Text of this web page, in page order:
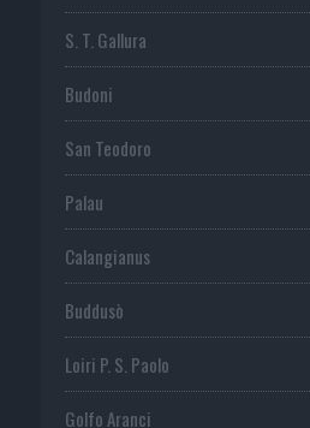
S. T. Gallura
Budoni
San Teodoro
Palau
Calangianus
Buddusò
Loiri P. S. Paolo
Golfo Aranci